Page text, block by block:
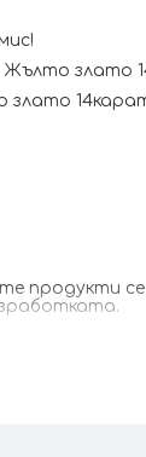
злато
злато
се